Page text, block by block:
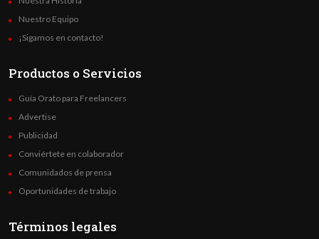
Nuestro Equipo
¡Sigamos en contacto!
Productos o Servicios
Guía Orato para Freelancers
Advertise
Publicidad
Conviértete en colaborador
Comunidados de prensa
Oportunidades de trabajo
Términos legales